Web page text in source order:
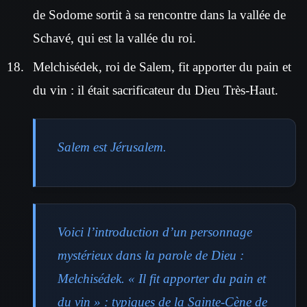
de Sodome sortit à sa rencontre dans la vallée de
Schavé, qui est la vallée du roi.
Melchisédek, roi de Salem, fit apporter du pain et
du vin : il était sacrificateur du Dieu Très-Haut.
Salem est Jérusalem.
Voici l’introduction d’un personnage
mystérieux dans la parole de Dieu :
Melchisédek. « Il fit apporter du pain et
du vin » : typiques de la Sainte-Cène de